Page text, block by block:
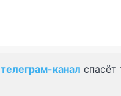
телеграм-канал